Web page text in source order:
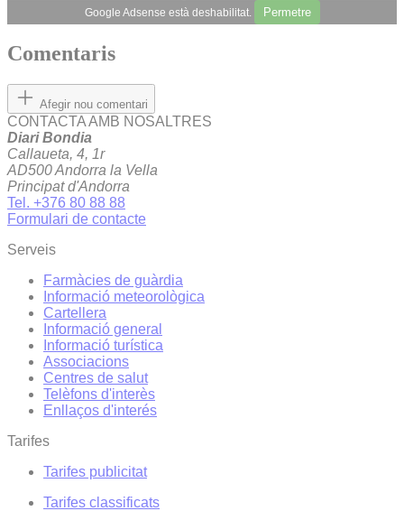
Google Adsense està deshabilitat. Permetre
Comentaris
Afegir nou comentari
CONTACTA AMB NOSALTRES
Diari Bondia
Callaueta, 4, 1r
AD500 Andorra la Vella
Principat d'Andorra
Tel. +376 80 88 88
Formulari de contacte
Serveis
Farmàcies de guàrdia
Informació meteorològica
Cartellera
Informació general
Informació turística
Associacions
Centres de salut
Telèfons d'interès
Enllaços d'interés
Tarifes
Tarifes publicitat
Tarifes classificats